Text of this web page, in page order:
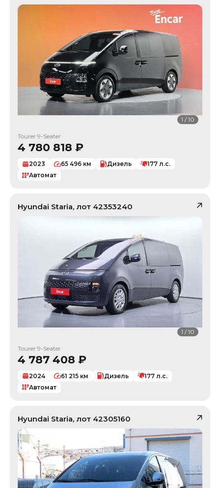
1 /10
Tourer 9-Seater
4 780 818 ₽
2023 65 496 км Дизель 177 л.с.
Автомат
Hyundai Staria, лот 42353240
1 /10
Tourer 9-Seater
4 787 408 ₽
2024 61 215 км Дизель 177 л.с.
Автомат
Hyundai Staria, лот 42305160